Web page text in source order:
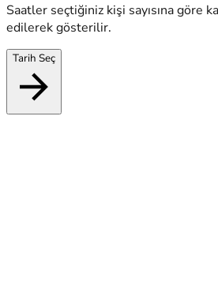
Saatler seçtiğiniz kişi sayısına göre
edilerek gösterilir.
Tarih Seç